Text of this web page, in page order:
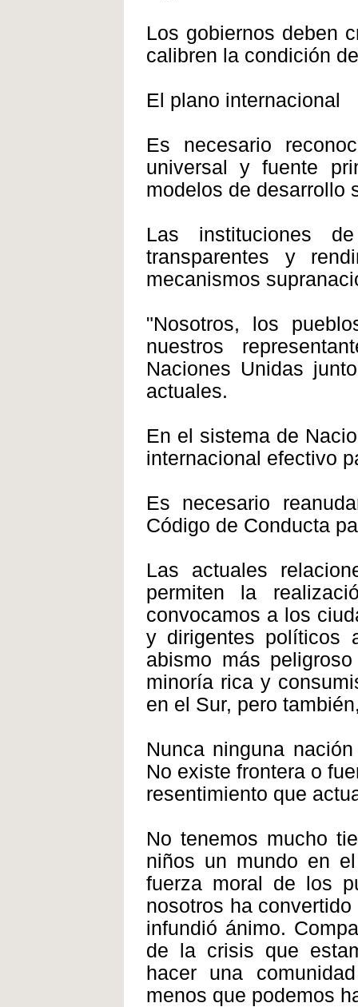
Los gobiernos deben
calibren la condición
El plano internacional
Es necesario
universal y fuente
modelos de desarrollo
Las instituciones
transparentes y
mecanismos
"Nosotros, los
nuestros
Naciones Unidas
actuales.
En el sistema de
internacional efectivo
Es necesario
Código de Conducta
Las actuales
permiten la
convocamos a los
y dirigentes políticos
abismo más
minoría rica y
en el Sur, pero
Nunca ninguna
No existe frontera o
resentimiento que
No tenemos mucho
niños un mundo en
fuerza moral de los
nosotros ha
infundió ánimo.
de la crisis que
hacer una
menos que podemos